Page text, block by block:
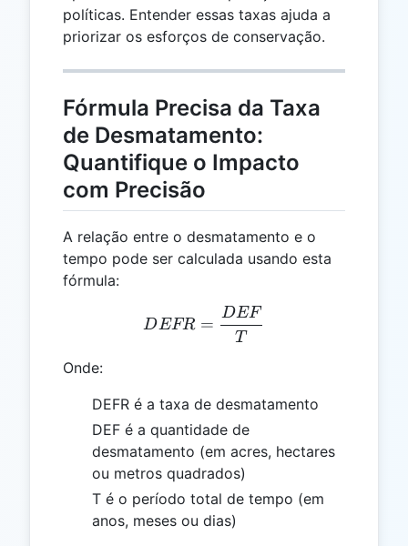
políticas. Entender essas taxas ajuda a
priorizar os esforços de conservação.
Fórmula Precisa da Taxa
de Desmatamento:
Quantifique o Impacto
com Precisão
A relação entre o desmatamento e o
tempo pode ser calculada usando esta
fórmula:
DEFR = \frac{DEF}{T}
DEFR =
T
DEF
Onde:
DEFR é a taxa de desmatamento
DEF é a quantidade de
desmatamento (em acres, hectares
ou metros quadrados)
T é o período total de tempo (em
anos, meses ou dias)